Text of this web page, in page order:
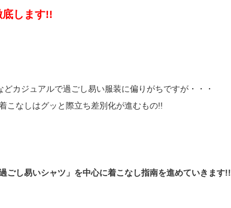
します!!
カジュアルで過ごし易い服装に偏りがちですが・・・
こなしはグッと際立ち差別化が進むもの!!
ごし易いシャツ」を中心に着こなし指南を進めていきます!!